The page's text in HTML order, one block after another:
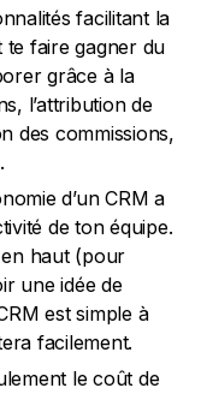
facilitant la
te faire gagner du
grâce à la
l’attribution de
des commissions,
d’un CRM a
de ton équipe.
haut (pour
une idée de
est simple à
facilement.
le coût de